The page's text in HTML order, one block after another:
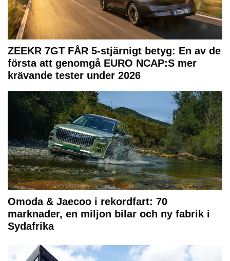
ZEEKR 7GT FÅR 5-stjärnigt betyg: En av de
första att genomgå EURO NCAP:S mer
krävande tester under 2026
Omoda & Jaecoo i rekordfart: 70
marknader, en miljon bilar och ny fabrik i
Sydafrika